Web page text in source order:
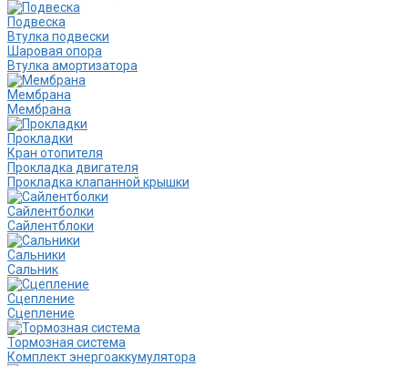
Подвеска
Втулка подвески
Шаровая опора
Втулка амортизатора
Мембрана
Мембрана
Прокладки
Кран отопителя
Прокладка двигателя
Прокладка клапанной крышки
Сайлентболки
Сайлентблоки
Сальники
Сальник
Сцепление
Сцепление
Тормозная система
Комплект энергоаккумулятора